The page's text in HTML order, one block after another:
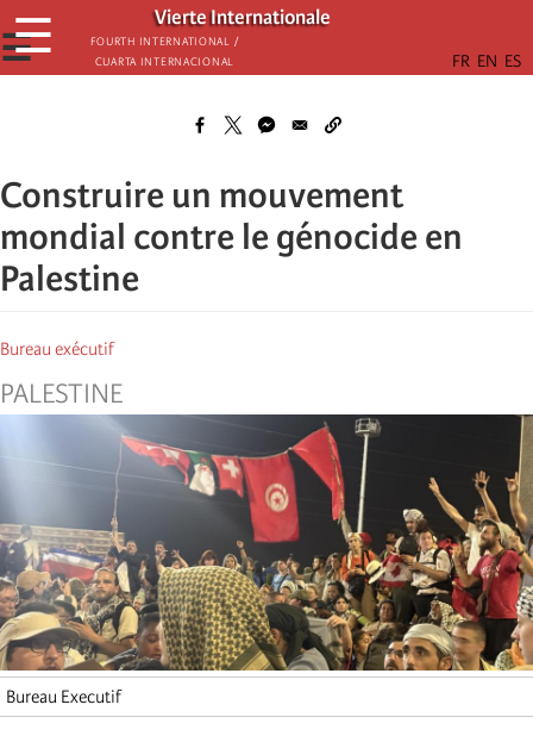
Skip
to
main
Vierte Internationale
Fourth International /
Cuarta Internacional
☰
☰
Construire un mouvement
mondial contre le génocide en
Palestine
Bureau exécutif
PALESTINE
Bureau Executif